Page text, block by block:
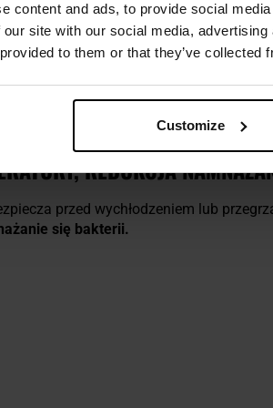
content and ads, to provide social
site with our social media,
to them or that they’ve
Customize
DOPASOWANIE DO
poliamidu(52%) i poliestru(42%) o
dopasowanie do każdej sylwetki.
REDUKCJA
przed wychłodzeniem lub
się bakterii.